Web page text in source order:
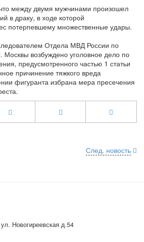
между двумя мужчинами произошел
в драку, в ходе которой
потерпевшему множественные удары.
Отдела МВД России по
Москвы возбуждено уголовное дело по
предусмотренного частью 1 статьи
причинение тяжкого вреда
фигуранта избрана мера пресечения
След. новость
Новогиреевская д.54